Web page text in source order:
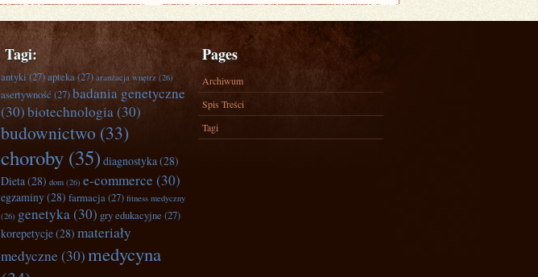
Tagi:
antyki(27)apteka(27) aranżacja wnętrz (26)
asertywność (27)badania genetyczne
(30)biotechnologia(30)
budownictwo (33)
choroby (35) diagnostyka(28)
Dieta(28) dom (26) e-commerce (30)
egzaminy(28) farmacja(27) fitness medyczny
(26) genetyka(30) gry edukacyjne (27)
korepetycje(28) materiały
medyczne (30)medycyna
Pages
Archiwum
Spis Treści
Tagi